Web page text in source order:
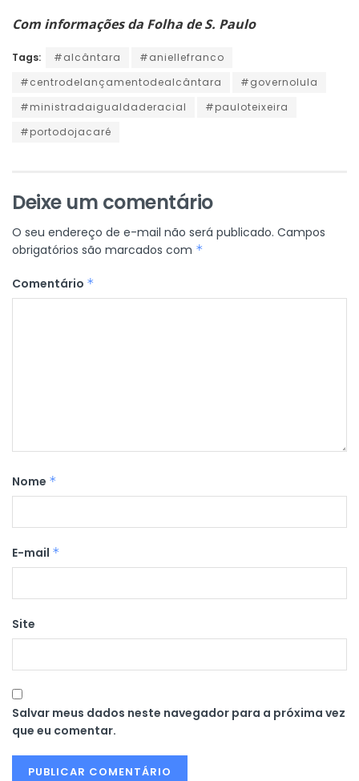
Com informações da Folha de S. Paulo
Tags: #alcântara
#aniellefranco
#centrodelançamentodealcântara
#governolula
#ministradaigualdaderacial
#pauloteixeira
#portodojacaré
Deixe um comentário
O seu endereço de e-mail não será publicado. Campos
obrigatórios são marcados com *
Comentário *
Nome *
E-mail *
Site
Salvar meus dados neste navegador para a próxima vez
que eu comentar.